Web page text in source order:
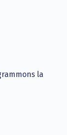
la